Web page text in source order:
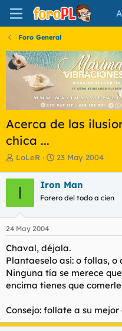
Foro General
Acerca de las
chica ...
I
i
c
a
d
o
d
e
l
t
a
LoLeR
F
h
a
e
i
c
i
o
23 May 2004
I Iron Man
Forero del todo a cien
24 May 2004
Chaval, déjala.
Plantaeselo asi: o follas, o
Ninguna tía se merece
encima tienes que
Consejo: follate a su